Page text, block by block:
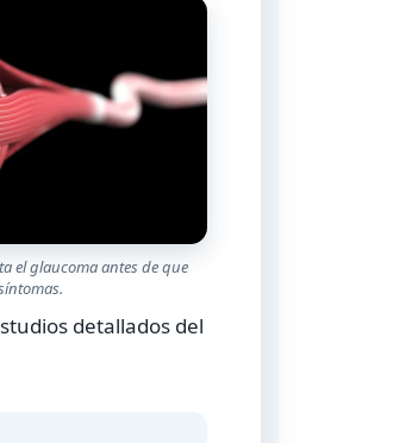
el glaucoma antes de que
detallados del